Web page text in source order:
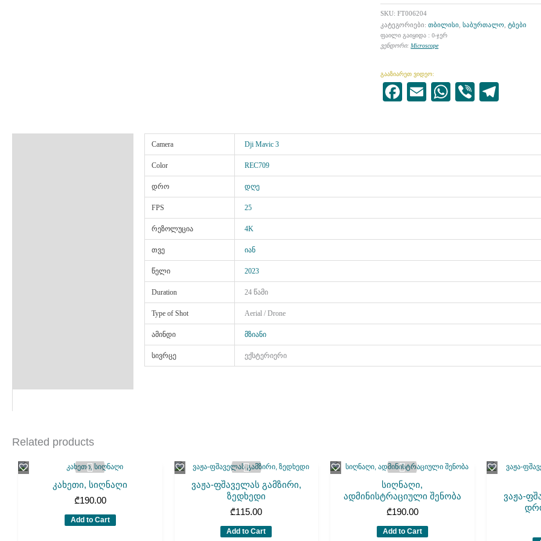
SKU:FT006204
კატეგორიები:თბილისი ,საბურთალო ,ტბები
ფაილი გაიყიდა : 0-ჯერ
ვენდორი: Microscope
გააზიარეთ ვიდეო:
Facebook
EmailWhatsApp
Viber
Camera Dji Mavic 3
Color REC709
დრო დღე
FPS 25
რეზოლუცია 4K
თვე იან
წელი 2023
Duration 24 წამი
Type of Shot Aerial / Drone
ამინდი მზიანი
სივრცე ექსტერიერი
Related products
კახეთი, სიღნაღი
₾190.00
Add to Cart
ვაჟა-ფშაველას გამზირი,
ზედხედი
₾115.00
Add to Cart
სიღნაღი,
ადმინისტრაციული შენობა
₾190.00
Add to Cart
ვაჟა-